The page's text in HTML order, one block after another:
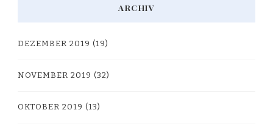
ARCHIV
DEZEMBER 2019 (19)
NOVEMBER 2019 (32)
OKTOBER 2019 (13)